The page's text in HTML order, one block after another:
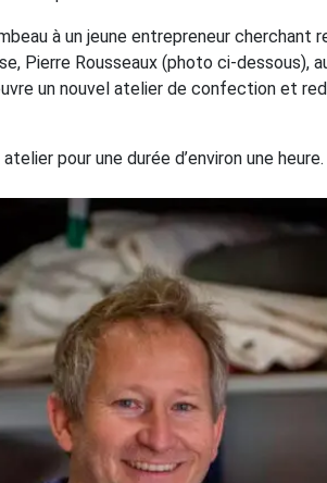
à un jeune entrepreneur
Rousseaux (photo ci-dessous),
un nouvel atelier de confection et
pour une durée d’environ une heure.